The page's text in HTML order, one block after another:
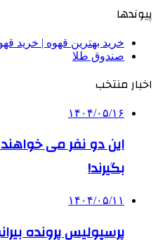
پیوندها
خرید بهترین قهوه | خرید
صندوق طلا
اخبار منتخب
۱۴۰۴/۰۵/۱۶
این دو نفر می خواهند
بگیرند!
۱۴۰۴/۰۵/۱۱